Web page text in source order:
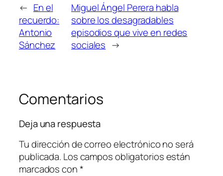
← En el
recuerdo:
Antonio
Sánchez
Miguel Ángel Perera habla
sobre los desagradables
episodios que vive en redes
sociales →
Comentarios
Deja una respuesta
Tu dirección de correo electrónico no será
publicada. Los campos obligatorios están
marcados con*